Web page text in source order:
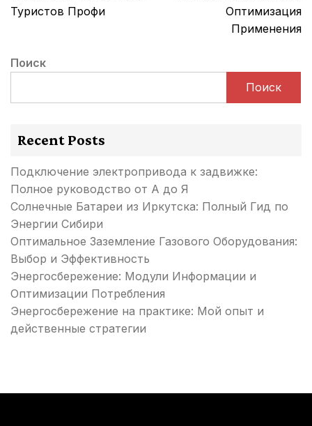
Туристов Профи
Оптимизация
Применения
Поиск
Поиск
Recent Posts
Подключение электропривода к задвижке:
Полное руководство от А до Я
Солнечные Батареи из Иркутска: Полный Гид по
Энергии Сибири
Оптимальное Заземление Газового Оборудования:
Выбор и Эффективность
Энергосбережение: Модули Информации и
Оптимизации Потребления
Энергосбережение на практике: Мой опыт и
действенные стратегии